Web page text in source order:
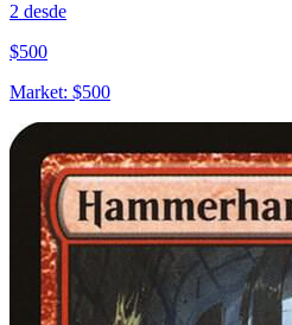
2 desde
$500
Market: $500